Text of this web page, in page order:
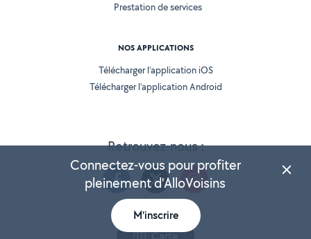
Carte
Retrouvez-nous :
Prestation de services
NOS APPLICATIONS
Télécharger l’application iOS
Télécharger l’application Android
Connectez-vous pour profiter
pleinement d'AlloVoisins
M'inscrire